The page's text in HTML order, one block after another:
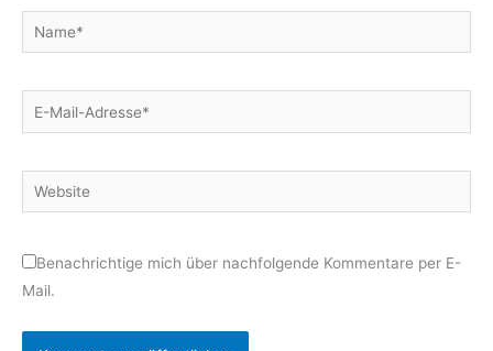
Name*
E-
Mail-
Website
Benachrichtige mich über nachfolgende Kommentare per E-
Mail.